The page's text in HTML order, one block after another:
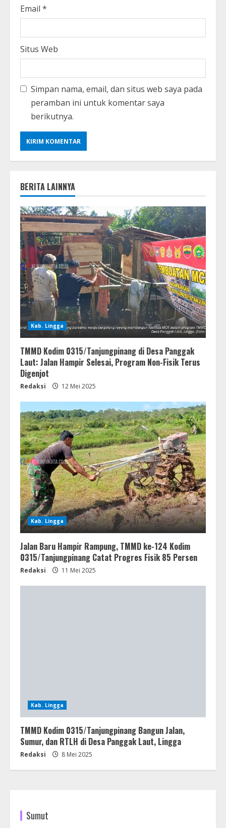
Email *
Situs Web
Simpan nama, email, dan situs web saya pada
peramban ini untuk komentar saya
berikutnya.
BERITA LAINNYA
Kab. Lingga
TMMD Kodim 0315/Tanjungpinang di Desa Panggak
Laut: Jalan Hampir Selesai, Program Non-Fisik Terus
Digenjot
Redaksi 12 Mei 2025
Kab. Lingga
Jalan Baru Hampir Rampung, TMMD ke-124 Kodim
0315/Tanjungpinang Catat Progres Fisik 85 Persen
Redaksi 11 Mei 2025
Kab. Lingga
TMMD Kodim 0315/Tanjungpinang Bangun Jalan,
Sumur, dan RTLH di Desa Panggak Laut, Lingga
Redaksi 8 Mei 2025
Sumut